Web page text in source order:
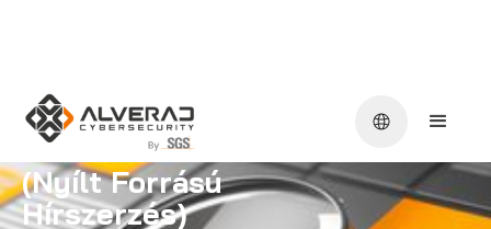
OSINT
(Nyílt Forrású
Hírszerzés)